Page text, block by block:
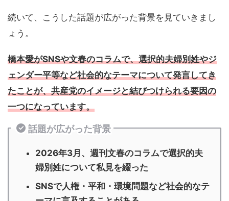
続いて、こうした話題が広がった背景を見ていきまし
ょう。
橋本愛がSNSや文春のコラムで、選択的夫婦別姓やジ
ェンダー平等など社会的なテーマについて発言してき
たことが、共産党のイメージと結びつけられる要因の
一つになっています。
話題が広がった背景
2026年3月、週刊文春のコラムで選択的夫
婦別姓について私見を綴った
SNSで人権・平和・環境問題など社会的なテ